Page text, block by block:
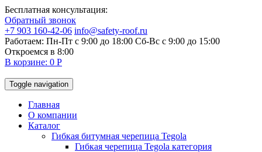
Бесплатная консультация:
Обратный звонок
+7 903 160-42-06 info@safety-roof.ru
Работаем: Пн-Пт с 9:00 до 18:00 Сб-Вс c 9:00 до 15:00
Откроемся в 8:00
В корзине: 0 Р
Toggle navigation
Главная
О компании
Каталог
Гибкая битумная черепица Tegola
Гибкая черепица Tegola категория